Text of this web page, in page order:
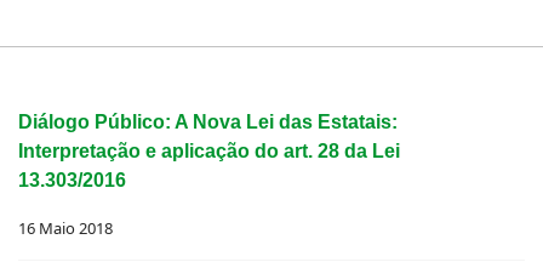
Diálogo Público: A Nova Lei das Estatais:
Interpretação e aplicação do art. 28 da Lei
13.303/2016
16 Maio 2018